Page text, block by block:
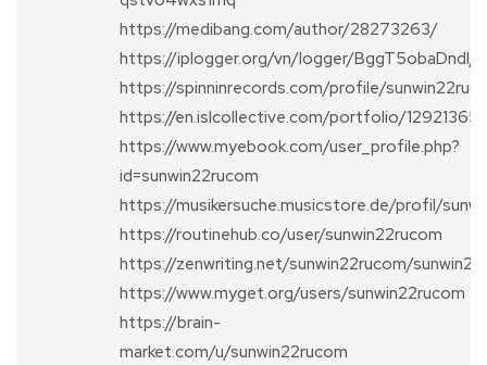
https://medibang.com/author/28273263/
https://iplogger.org/vn/logger/BggT5obaDndI/
https://spinninrecords.com/profile/
https://en.islcollective.com/portfolio/12921365
https://www.myebook.com/user_profile.php?
id=sunwin22rucom
https://musikersuche.musicstore.de/profil/
https://routinehub.co/user/sunwin22rucom
https://zenwriting.net/sunwin22rucom/
https://www.myget.org/users/sunwin22rucom
https://brain-
market.com/u/sunwin22rucom